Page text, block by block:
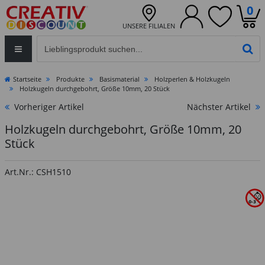
UNSERE FILIALEN
0
Startseite Produkte Basismaterial
Holzperlen & Holzkugeln
Holzkugeln durchgebohrt, Größe 10mm, 20 Stück
Vorheriger Artikel Nächster Artikel
Holzkugeln durchgebohrt, Größe 10mm, 20
Stück
Art.Nr.: CSH1510